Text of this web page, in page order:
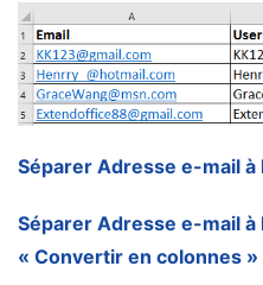
Séparer Adresse e-mail à
Séparer Adresse e-mail à
« Convertir en colonnes »